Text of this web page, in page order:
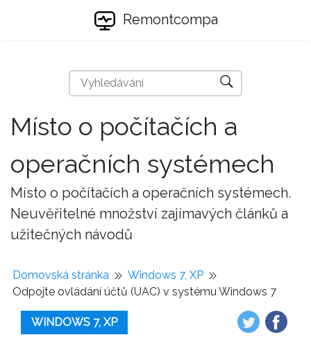
Remontcompa
Místo o počítačích a
operačních systémech
Místo o počítačích a operačních systémech.
Neuvěřitelné množství zajímavých článků a
užitečných návodů
Domovská stránka
Windows 7, XP
Odpojte ovládání účtů (UAC) v systému Windows 7
WINDOWS 7, XP